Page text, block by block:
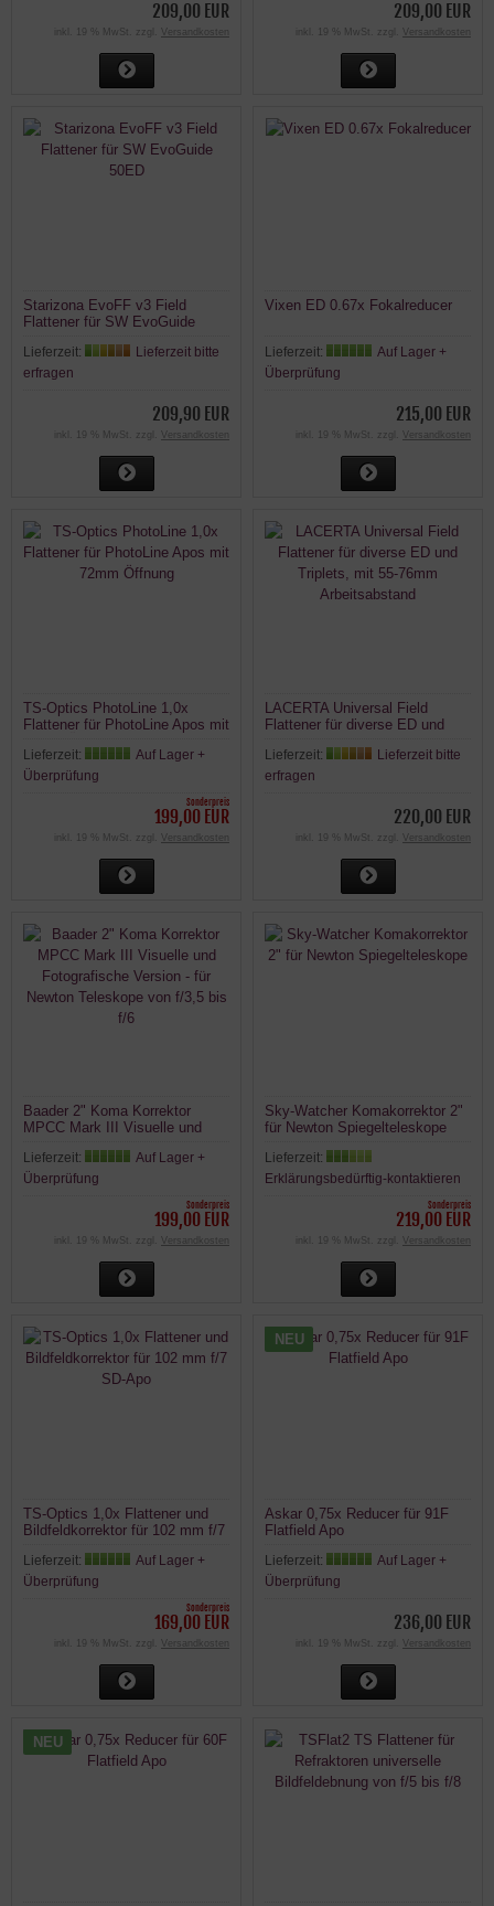
209,00 EUR
inkl. 19 % MwSt. zzgl. Versandkosten
209,00 EUR
inkl. 19 % MwSt. zzgl. Versandkosten
Starizona EvoFF v3 Field
Flattener für SW EvoGuide
Lieferzeit:
Lieferzeit bitte
erfragen
209,90 EUR
inkl. 19 % MwSt. zzgl. Versandkosten
Vixen ED 0.67x Fokalreducer
Lieferzeit:
Auf Lager +
Überprüfung
215,00 EUR
inkl. 19 % MwSt. zzgl. Versandkosten
TS-Optics PhotoLine 1,0x
Flattener für PhotoLine Apos mit
Lieferzeit:
Auf Lager +
Überprüfung
Sonderpreis
199,00 EUR
inkl. 19 % MwSt. zzgl. Versandkosten
LACERTA Universal Field
Flattener für diverse ED und
Arbeitsabstand
Lieferzeit:
Lieferzeit bitte
erfragen
220,00 EUR
inkl. 19 % MwSt. zzgl. Versandkosten
Baader 2" Koma Korrektor
MPCC Mark III Visuelle und
Newton Teleskope von f/3,5 bis
f/6
Lieferzeit:
Auf Lager +
Überprüfung
Sonderpreis
199,00 EUR
inkl. 19 % MwSt. zzgl. Versandkosten
Sky-Watcher Komakorrektor 2"
für Newton Spiegelteleskope
Lieferzeit:
Erklärungsbedürftig-kontaktieren
Sonderpreis
219,00 EUR
inkl. 19 % MwSt. zzgl. Versandkosten
TS-Optics 1,0x Flattener und
Bildfeldkorrektor für 102 mm f/7
Lieferzeit:
Auf Lager +
Überprüfung
Sonderpreis
169,00 EUR
inkl. 19 % MwSt. zzgl. Versandkosten
NEU
Askar 0,75x Reducer für 91F
Flatfield Apo
Lieferzeit:
Auf Lager +
Überprüfung
236,00 EUR
inkl. 19 % MwSt. zzgl. Versandkosten
NEU